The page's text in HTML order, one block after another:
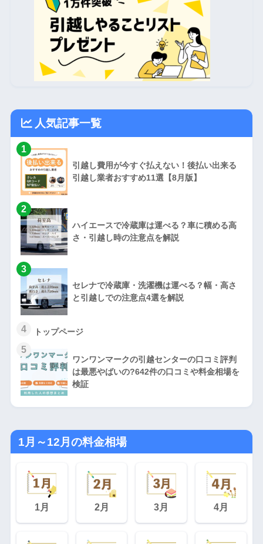
人気記事一覧
1
引越し費用が今すぐ払えない！後払い出来る
引越し業者おすすめ11選【8月版】
2
ハイエースで冷蔵庫は運べる？車に積める高
さ・引越し時の注意点を解説
3
セレナで冷蔵庫・洗濯機は運べる？幅・高さ
と引越しでの注意点4選を解説
4 トップページ
5
ワンワンマークの引越センターの口コミ評判
は最悪やばいの?642件の口コミや料金相場を
検証
1月～12月の料金相場
1月 2月 3月 4月